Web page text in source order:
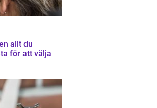
du
för att välja